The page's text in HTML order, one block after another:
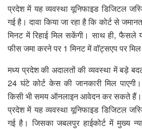
प्रदेश में यह व्यवस्था यूनिफाइड डिजिटल
गई है। दावा किया जा रहा है कि कोर्ट से
मिनट में रिहाई मिल सकेंगी। साथ ही, फैसले
फीस जमा करने पर 1 मिनट में वॉट्सएप पर मिल
मध्य प्रदेश की अदालतों की व्यवस्था में बड़े
24 घंटे कोर्ट केस की जानकारी मिल
किसी भी समय ऑनलाइन आवेदन कर सकते हैं।
प्रदेश में यह व्यवस्था यूनिफाइड डिजिटल
गई है। जिसका जबलपुर हाईकोर्ट में मुख्य